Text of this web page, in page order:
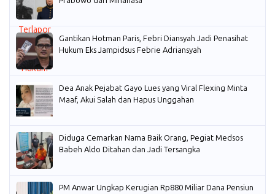
Gantikan Hotman Paris, Febri Diansyah Jadi Penasihat
Hukum Eks Jampidsus Febrie Adriansyah
Dea Anak Pejabat Gayo Lues yang Viral Flexing Minta
Maaf, Akui Salah dan Hapus Unggahan
Diduga Cemarkan Nama Baik Orang, Pegiat Medsos
Babeh Aldo Ditahan dan Jadi Tersangka
PM Anwar Ungkap Kerugian Rp880 Miliar Dana Pensiun